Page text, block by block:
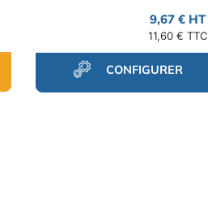
9,67 € HT
11,60 € TTC
CONFIGURER